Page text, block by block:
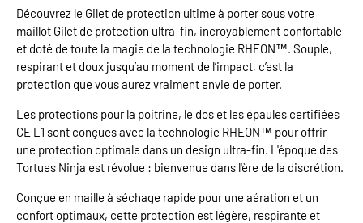
Découvrez le Gilet de protection ultime à porter sous votre
maillot Gilet de protection ultra-fin, incroyablement confortable
et doté de toute la magie de la technologie RHEON™. Souple,
respirant et doux jusqu’au moment de l’impact, c’est la
protection que vous aurez vraiment envie de porter.
Les protections pour la poitrine, le dos et les épaules certifiées
CE L1 sont conçues avec la technologie RHEON™ pour offrir
une protection optimale dans un design ultra-fin. L'époque des
Tortues Ninja est révolue : bienvenue dans l'ère de la discrétion.
Conçue en maille à séchage rapide pour une aération et un
confort optimaux, cette protection est légère, respirante et